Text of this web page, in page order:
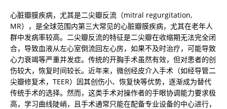
心脏瓣膜疾病，尤其是二尖瓣反流（mitral regurgitation,
MR），是全球范围内第三大常见的心脏瓣膜疾病，尤其在老年人
群中发病率较高。二尖瓣反流的特征是二尖瓣在收缩期无法完全闭
合，导致血液从左心室倒流回左心房，如果不及时治疗，可能导致
心力衰竭等严重并发症。传统的开胸手术虽然有效，但对患者的创
伤较大，恢复时间较长。近年来，微创经皮介入手术（如经导管二
尖瓣修复术，TEER）因其创伤小、恢复快等优势，逐渐成为替代
传统手术的选择。然而，这类手术对操作者的手眼协调能力要求极
高，学习曲线陡峭，且手术通常只能在配备专业设备的中心进行，